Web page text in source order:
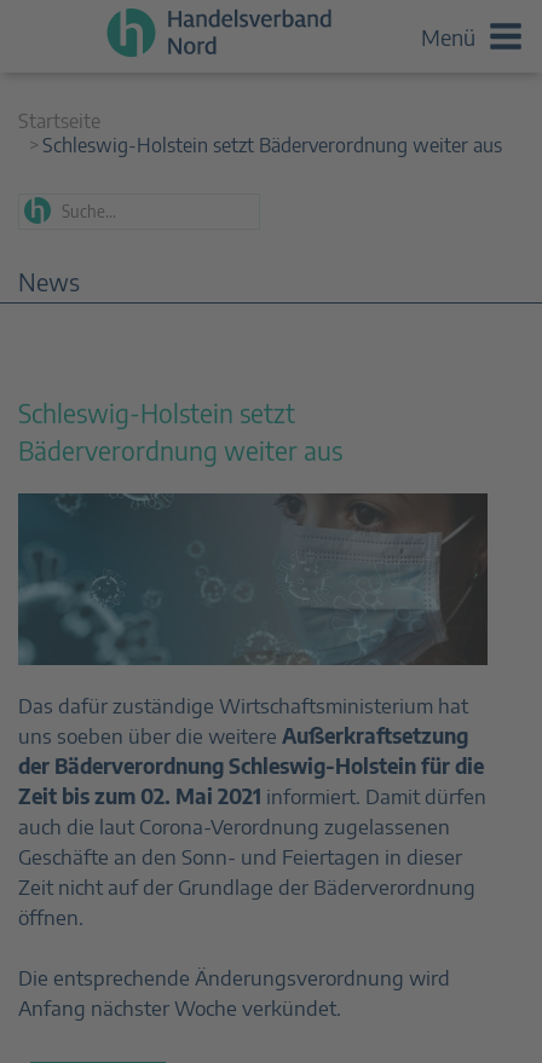
Menü
Startseite
Schleswig-Holstein setzt Bäderverordnung weiter aus
News
Schleswig-Holstein setzt
Bäderverordnung weiter aus
Das dafür zuständige Wirtschaftsministerium hat
uns soeben über die weitere Außerkraftsetzung
der Bäderverordnung Schleswig-Holstein für die
Zeit bis zum 02. Mai 2021 informiert. Damit dürfen
auch die laut Corona-Verordnung zugelassenen
Geschäfte an den Sonn- und Feiertagen in dieser
Zeit nicht auf der Grundlage der Bäderverordnung
öffnen.
Die entsprechende Änderungsverordnung wird
Anfang nächster Woche verkündet.